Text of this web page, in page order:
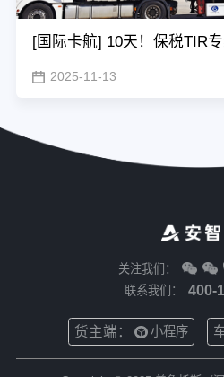
[国际卡航] 10天！保
2025-11-13
关注我们：
联系我们：
400-
货主端： 小程序